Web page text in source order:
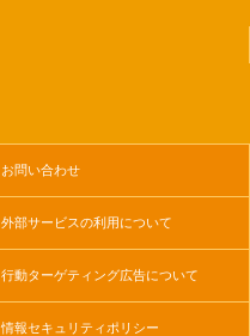
お問い合わせ
外部サービスの利用について
行動ターゲティング広告について
情報セキュリティポリシー